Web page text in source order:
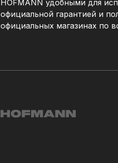
HOFMANN удобными для
официальной гарантией и
официальных магазинах по